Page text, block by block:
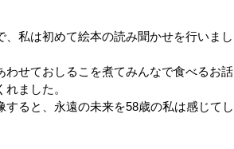
私は初めて絵本の読み聞かせを行いまし
せておしるこを煮てみんなで食べるお話
ました。
ると、永遠の未来を58歳の私は感じてし